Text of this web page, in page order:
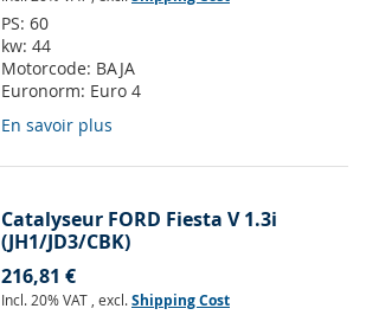
PS: 60
kw: 44
Motorcode: BAJA
Euronorm: Euro 4
En savoir plus
Catalyseur FORD Fiesta V 1.3i
(JH1/JD3/CBK)
216,81 €
Incl. 20% VAT , excl.Shipping Cost